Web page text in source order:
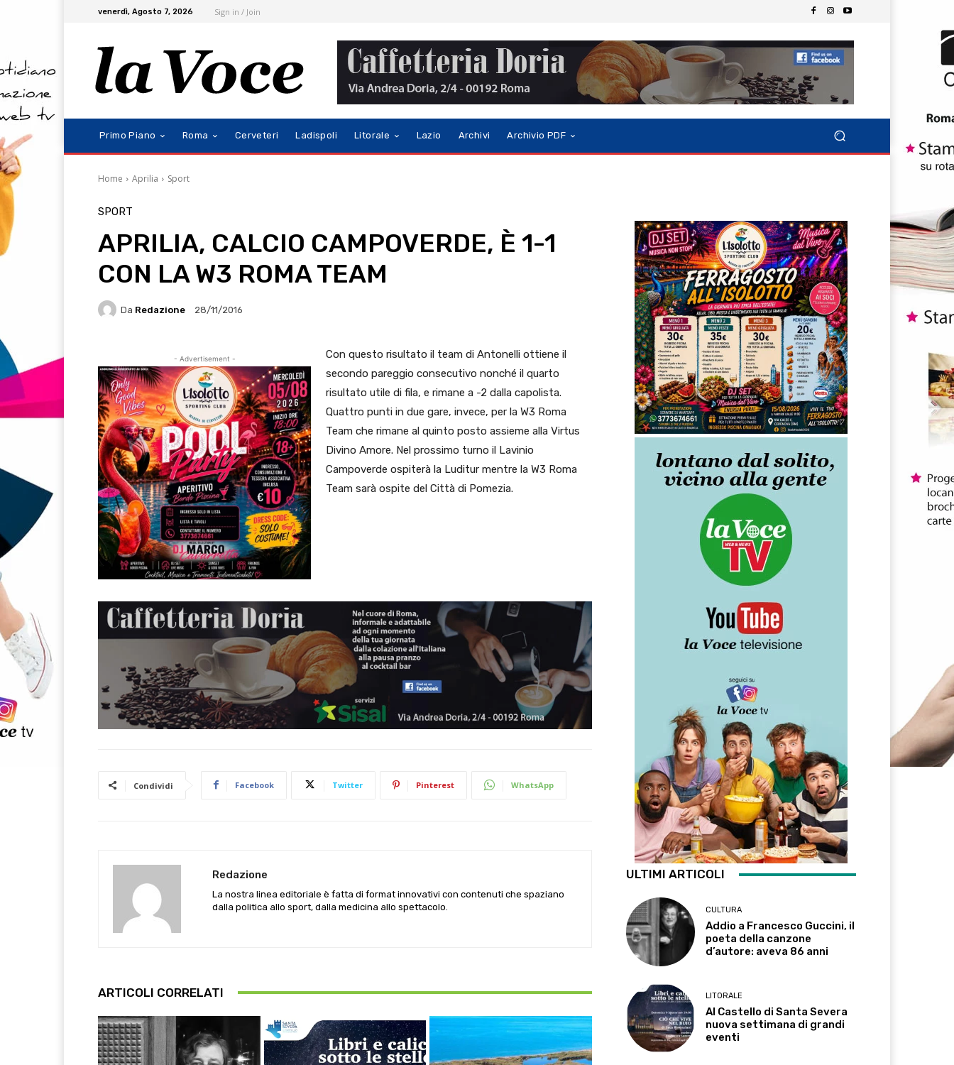
venerdì, Agosto 7, 2026 Sign in / Join
Primo Piano Roma Cerveteri Ladispoli Litorale Lazio Archivi Archivio PDF
Home Aprilia Sport
SPORT
APRILIA, CALCIO CAMPOVERDE, È 1-1
CON LA W3 ROMA TEAM
Da Redazione 28/11/2016
- Advertisement -
Con questo risultato il team di Antonelli ottiene il
secondo pareggio consecutivo nonché il quarto
risultato utile di fila, e rimane a -2 dalla capolista.
Quattro punti in due gare, invece, per la W3 Roma
Team che rimane al quinto posto assieme alla Virtus
Divino Amore. Nel prossimo turno il Lavinio
Campoverde ospiterà la Luditur mentre la W3 Roma
Team sarà ospite del Città di Pomezia.
Condividi Facebook Twitter Pinterest WhatsApp
Redazione
La nostra linea editoriale è fatta di format innovativi con contenuti che spaziano
dalla politica allo sport, dalla medicina allo spettacolo.
ARTICOLI CORRELATI
ULTIMI ARTICOLI
CULTURA
Addio a Francesco Guccini, il
poeta della canzone
d’autore: aveva 86 anni
LITORALE
Al Castello di Santa Severa
nuova settimana di grandi
eventi